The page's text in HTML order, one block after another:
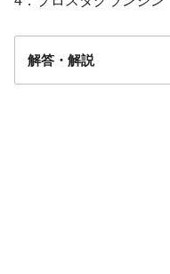
解答・解説